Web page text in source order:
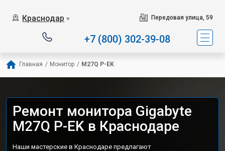
Краснодар ▼ Передовая улица, 59
+7 (800) 302-39-08
Главная / Монитор / M27Q P-EK
Ремонт монитора Gigabyte
M27Q P-EK в Краснодаре
Наши мастерские в Краснодаре предлагают